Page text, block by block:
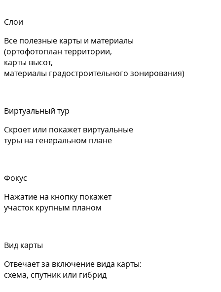
Слои
Все полезные карты и материалы
(ортофотоплан территории,
карты высот,
материалы градостроительного зонирования)
Виртуальный тур
Скроет или покажет виртуальные
туры на генеральном плане
Фокус
Нажатие на кнопку покажет
участок крупным планом
Вид карты
Отвечает за включение вида карты:
схема, спутник или гибрид